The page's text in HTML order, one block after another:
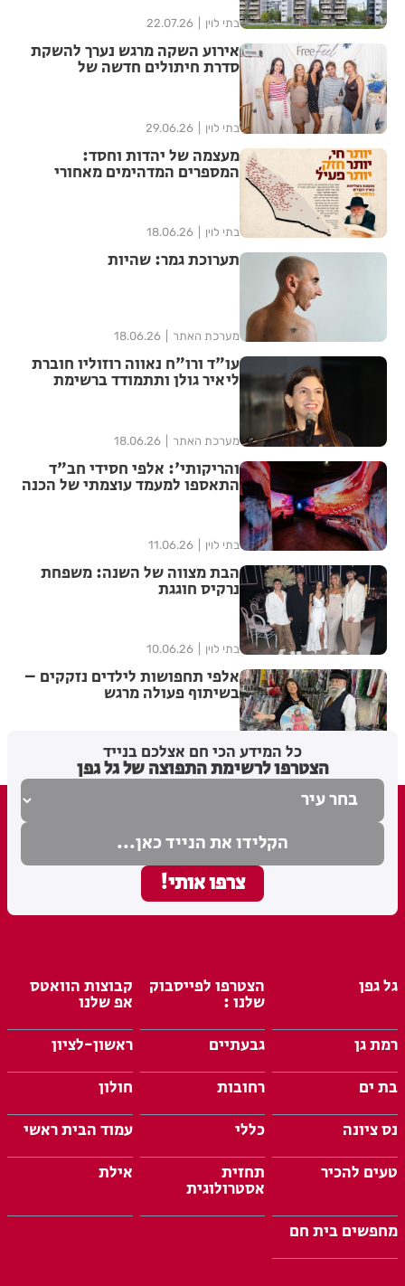
בתי לוין 22.07.26
אירוע השקה מרגש נערך להשקת
סדרת חיתולים חדשה של
בתי לוין 29.06.26
מעצמה של יהדות וחסד:
המספרים המדהימים מאחורי
בתי לוין 18.06.26
תערוכת גמר: שהיות
מערכת האתר 18.06.26
עו"ד ורו"ח נאווה רוזוליו חוברת
ליאיר גולן ותתמודד ברשימת
מערכת האתר 18.06.26
והריקותי': אלפי חסידי חב"ד
התאספו למעמד עוצמתי של הכנה
בתי לוין 11.06.26
הבת מצווה של השנה: משפחת
נרקיס חוגגת
בתי לוין 10.06.26
אלפי תחפושות לילדים נזקקים –
בשיתוף פעולה מרגש
בתי לוין 25.02.26
כל המידע הכי חם אצלכם בנייד
הצטרפו לרשימת התפוצה של גל גפן
גל גפן הצטרפו לפייסבוק
שלנו :
קבוצות הוואטס
אפ שלנו
רמת גן
גבעתיים
ראשון-לציון
בת ים
רחובות
חולון
נס ציונה
כללי
עמוד הבית ראשי
טעים להכיר
תחזית
אסטרולוגית
אילת
מחפשים בית חם